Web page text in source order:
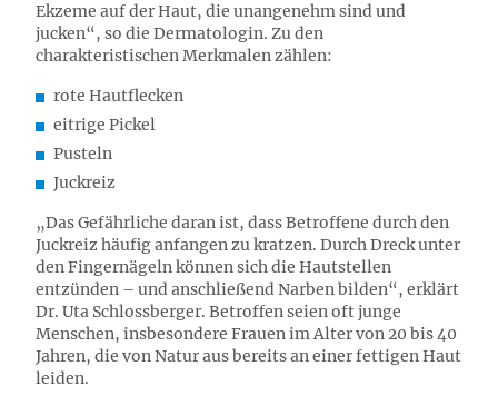
Ekzeme auf der Haut, die unangenehm sind und
jucken“, so die Dermatologin. Zu den
charakteristischen Merkmalen zählen:
rote Hautflecken
eitrige Pickel
Pusteln
Juckreiz
„Das Gefährliche daran ist, dass Betroffene durch den
Juckreiz häufig anfangen zu kratzen. Durch Dreck unter
den Fingernägeln können sich die Hautstellen
entzünden – und anschließend Narben bilden“, erklärt
Dr. Uta Schlossberger. Betroffen seien oft junge
Menschen, insbesondere Frauen im Alter von 20 bis 40
Jahren, die von Natur aus bereits an einer fettigen Haut
leiden.